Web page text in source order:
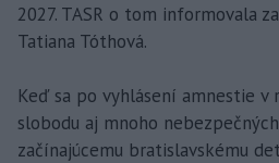
2027. TASR o tom informovala
Tatiana Tóthová.
Keď sa po vyhlásení amnestie v
slobodu aj mnoho
začínajúcemu bratislavskému